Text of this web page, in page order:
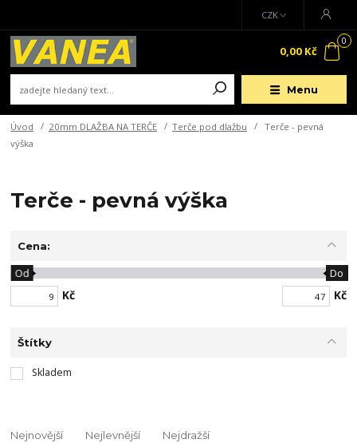
Menu
CZK
0
0,00 Kč
Úvod 20mm DLAŽBA NA TERČE Terče pod dlažbu
Terče - pevná
výška
Terče - pevná výška
Cena:
Kč
Od Do
Kč
Štítky
Skladem
Nejnovější Nejlevnější Nejdražší